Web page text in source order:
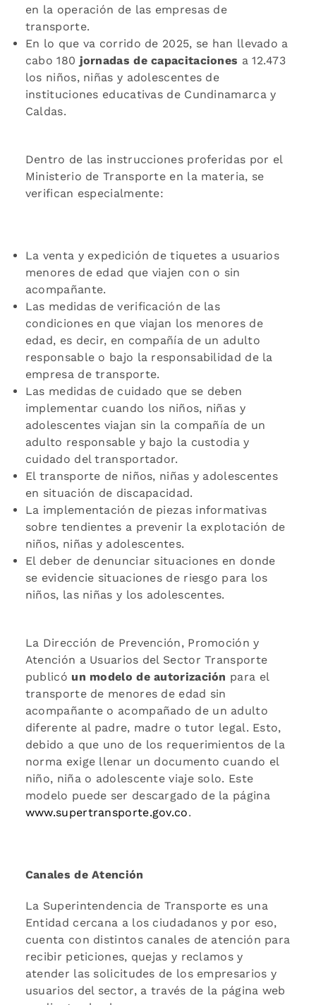
en la operación de las empresas de
transporte.
En lo que va corrido de 2025, se han llevado a
cabo 180 jornadas de capacitaciones a 12.473
los niños, niñas y adolescentes de
instituciones educativas de Cundinamarca y
Caldas.
Dentro de las instrucciones proferidas por el
Ministerio de Transporte en la materia, se
verifican especialmente:
La venta y expedición de tiquetes a usuarios
menores de edad que viajen con o sin
acompañante.
Las medidas de verificación de las
condiciones en que viajan los menores de
edad, es decir, en compañía de un adulto
responsable o bajo la responsabilidad de la
empresa de transporte.
Las medidas de cuidado que se deben
implementar cuando los niños, niñas y
adolescentes viajan sin la compañía de un
adulto responsable y bajo la custodia y
cuidado del transportador.
El transporte de niños, niñas y adolescentes
en situación de discapacidad.
La implementación de piezas informativas
sobre tendientes a prevenir la explotación de
niños, niñas y adolescentes.
El deber de denunciar situaciones en donde
se evidencie situaciones de riesgo para los
niños, las niñas y los adolescentes.
La Dirección de Prevención, Promoción y
Atención a Usuarios del Sector Transporte
publicó un modelo de autorización para el
transporte de menores de edad sin
acompañante o acompañado de un adulto
diferente al padre, madre o tutor legal. Esto,
debido a que uno de los requerimientos de la
norma exige llenar un documento cuando el
niño, niña o adolescente viaje solo. Este
modelo puede ser descargado de la página
www.supertransporte.gov.co.
Canales de Atención
La Superintendencia de Transporte es una
Entidad cercana a los ciudadanos y por eso,
cuenta con distintos canales de atención para
recibir peticiones, quejas y reclamos y
atender las solicitudes de los empresarios y
usuarios del sector, a través de la página web